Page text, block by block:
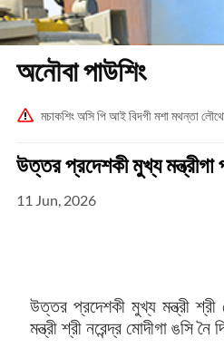
অনৌবা পাউশিং
মচাকশিং অসি পি আই বিদগী মশা মথন্তা
উত্তর প্রদেশকী মুখ্য মন্ত্রীগা
11 Jun, 2026
উত্তর প্রদেশকী মুখ্য মন্ত্রী শ্রী
মন্ত্রী শ্রী নরেন্দ্র মোদীগা ঙসি নৈ